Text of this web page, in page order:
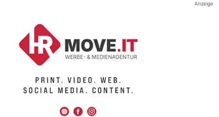
Anzeige